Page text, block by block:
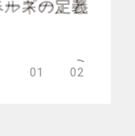
ギー」と
スの定義
01 02